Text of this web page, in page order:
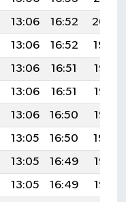
13:06 16:52
20:00
13:06 16:52
19:59
13:06 16:51
19:58
13:06 16:51
19:57
13:06 16:50
19:55
13:05 16:50
19:54
13:05 16:49
19:53
13:05 16:49
19:52